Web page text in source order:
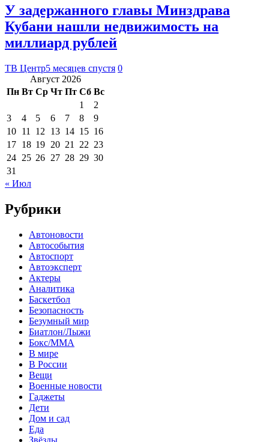
У задержанного главы Минздрава
Кубани нашли недвижимость на
миллиард рублей
ТВ Центр5 месяцев спустя 0
Август 2026
Пн Вт Ср Чт Пт Сб Вс
1
2
3
4 5 6 7 8
9
10 11 12 13 14 15 16
17 18 19 20 21 22 23
24 25 26 27 28 29 30
31
« Июл
Рубрики
Автоновости
Автособытия
Автоспорт
Автоэксперт
Актеры
Аналитика
Баскетбол
Безопасность
Безумный мир
Биатлон/Лыжи
Бокс/MMA
В мире
В России
Вещи
Военные новости
Гаджеты
Дети
Дом и сад
Еда
Звёзды